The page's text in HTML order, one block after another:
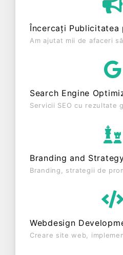
CACCIA IN TRANSILVANIA
ultimului bilanț, societatea a
0 RON și o cifră de afaceri
pe ultimul an fiscal. LA
S.R.L. este o entitate activa
fiscal si are status: FUNCTIUNE.
este plătitoare de TVA.
Încercați Publicitatea
Am ajutat mii de afaceri
Search Engine
Servicii SEO cu rezultate
Branding and
Branding, strategii de
Webdesign
Creare site web,